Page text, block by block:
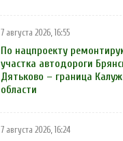
7 августа 2026, 16:55
По нацпроекту
участка автодороги
Дятьково – граница
области
7 августа 2026, 16:24